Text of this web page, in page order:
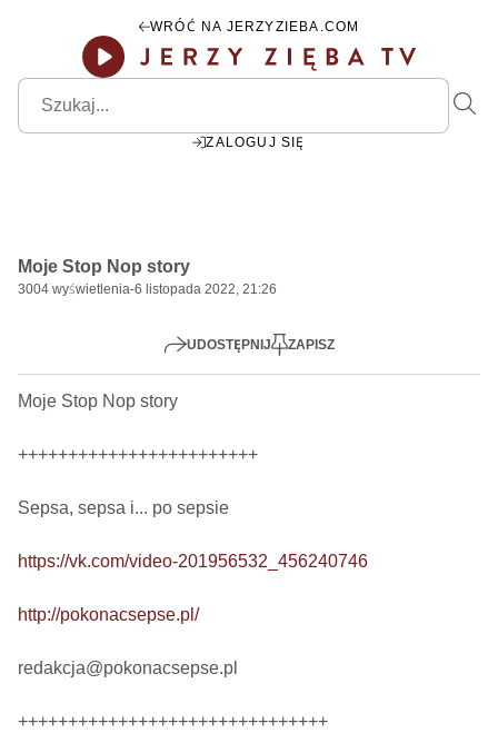
WRÓĆ NA JERZYZIEBA.COM
ZALOGUJ SIĘ
Moje Stop Nop story
3004 wyświetlenia-6 listopada 2022, 21:26
UDOSTĘPNIJ ZAPISZ
Moje Stop Nop story
++++++++++++++++++++++++
Sepsa, sepsa i... po sepsie
https://vk.com/video-201956532_456240746
http://pokonacsepse.pl/
redakcja@pokonacsepse.pl
+++++++++++++++++++++++++++++++